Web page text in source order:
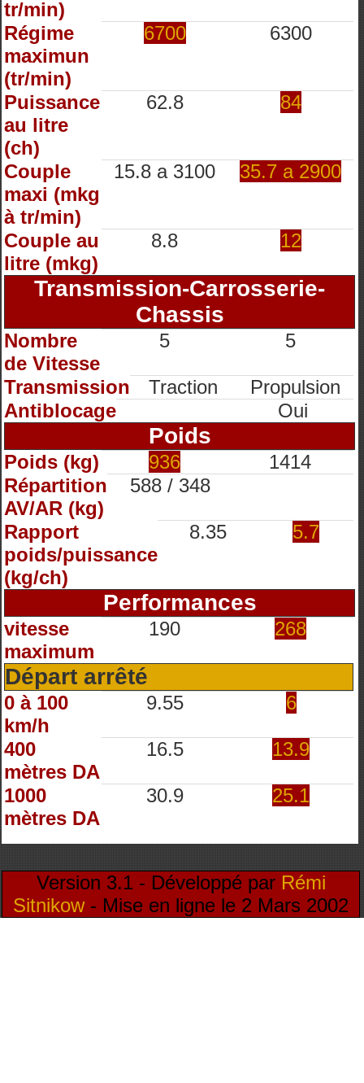
tr/min)
Régime
maximun
(tr/min)
6700 6300
Puissance
au litre
(ch)
62.8 84
Couple
maxi (mkg
à tr/min)
15.8 a 3100 35.7 a 2900
Couple au
litre (mkg)
8.8 12
Transmission-Carrosserie-
Chassis
Nombre
de Vitesse
5 5
Transmission Traction
Propulsion
Antiblocage
Oui
Poids
Poids (kg) 936
1414
Répartition
AV/AR (kg)
588 / 348
Rapport
poids/puissance
(kg/ch)
8.35 5.7
Performances
vitesse
maximum
190 268
Départ arrêté
0 à 100
km/h
9.55 6
400
mètres DA
16.5 13.9
1000
mètres DA
30.9 25.1
Version 3.1 - Développé par Rémi
Sitnikow- Mise en ligne le 2 Mars 2002